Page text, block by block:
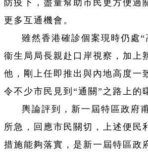
防疫下，盡量幫助市民更方便過
更多互通機會。
雖然香港確診個案現時仍處“
衞生局局長親赴口岸視察，加上
他，剛上任即推出與內地高度一
令不少市民見到“通關”之路上的
輿論評到，新一屆特區政府
所急，回應市民關切，上述便民
措施能夠落實，是新一屆特區政